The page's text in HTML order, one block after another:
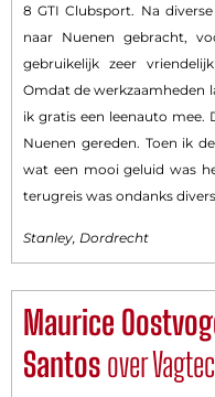
8 GTI Clubsport. Na
naar Nuenen gebracht,
gebruikelijk zeer
Omdat de werkzaamheden
ik gratis een leenauto mee.
Nuenen gereden. Toen ik
wat een mooi geluid was
terugreis was ondanks
Stanley, Dordrecht
Maurice
Santosover